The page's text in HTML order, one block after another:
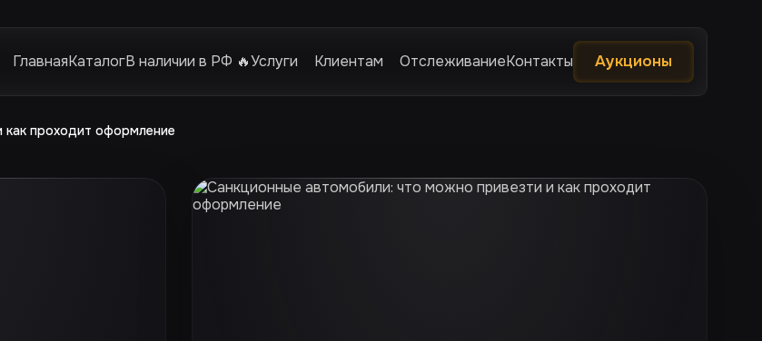
ГлавнаяКаталогВ наличии в РФ 🔥Услуги Клиентам ОтслеживаниеКонтакты Аукционы
проходит оформление